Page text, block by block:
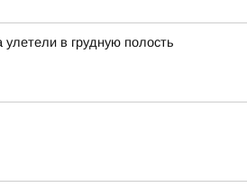
в грудную полость